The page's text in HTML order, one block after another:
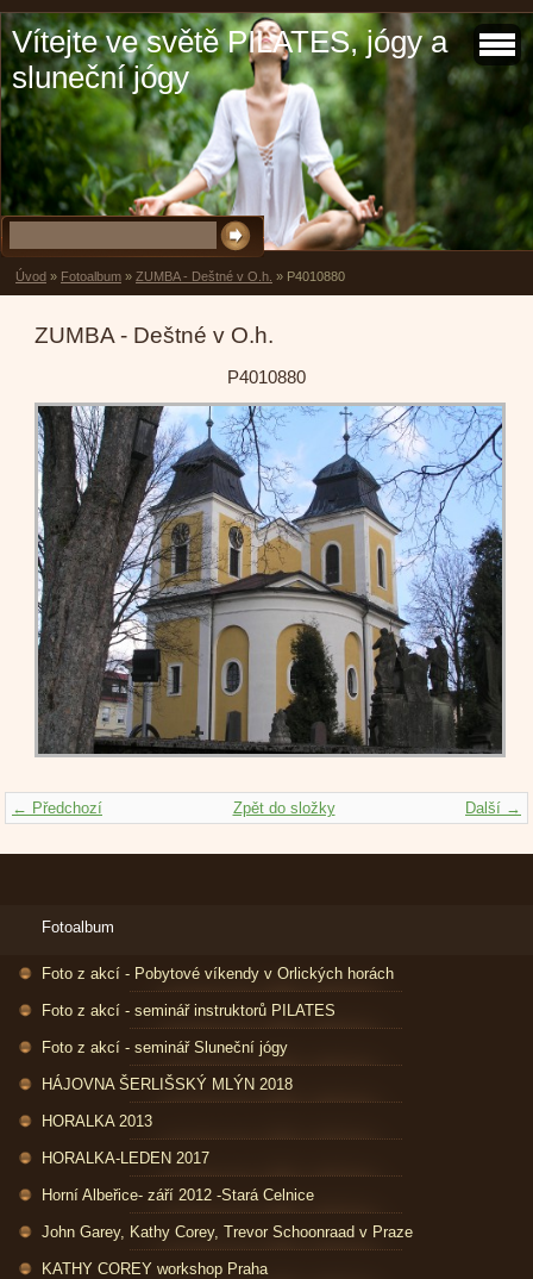
Vítejte ve světě PILATES, jógy a
sluneční jógy
Úvod » Fotoalbum » ZUMBA - Deštné v O.h. » P4010880
ZUMBA - Deštné v O.h.
P4010880
← Předchozí Další →
Zpět do složky
Fotoalbum
Foto z akcí - Pobytové víkendy v Orlických horách
Foto z akcí - seminář instruktorů PILATES
Foto z akcí - seminář Sluneční jógy
HÁJOVNA ŠERLIŠSKÝ MLÝN 2018
HORALKA 2013
HORALKA-LEDEN 2017
Horní Albeřice- září 2012 -Stará Celnice
John Garey, Kathy Corey, Trevor Schoonraad v Praze
KATHY COREY workshop Praha